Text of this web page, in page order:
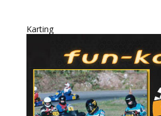
Karting